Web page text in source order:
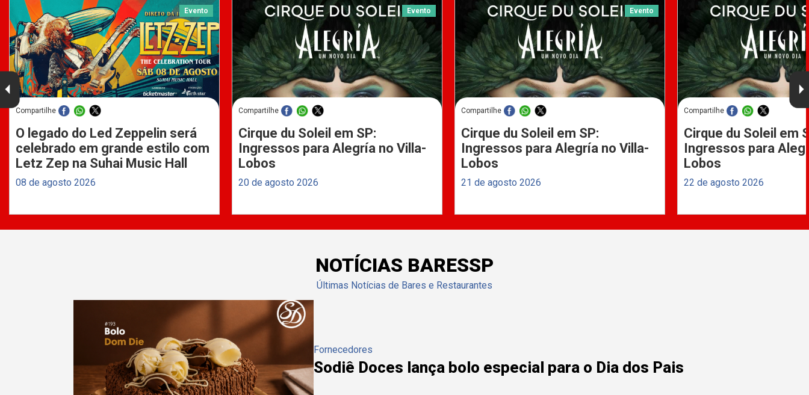
Evento
Compartilhe
O legado do Led Zeppelin será
celebrado em grande estilo com
Letz Zep na Suhai Music Hall
08 de agosto 2026
Evento
Compartilhe
Cirque du Soleil em SP:
Ingressos para Alegría no Villa-
Lobos
20 de agosto 2026
Evento
Compartilhe
Cirque du Soleil em SP:
Ingressos para Alegría no Villa-
Lobos
21 de agosto 2026
Compartilhe
Cirque du Soleil em
Ingressos para
Lobos
22 de agosto 2026
NOTÍCIAS BARESSP
Últimas Notícias de Bares e Restaurantes
Fornecedores
Sodiê Doces lança bolo especial para o Dia dos Pais